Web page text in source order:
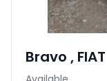
Bravo , FIAT